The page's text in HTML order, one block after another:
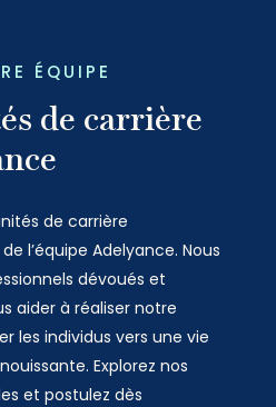
ÉQUIPE
de carrière
de carrière
l’équipe Adelyance. Nous
dévoués et
aider à réaliser notre
les individus vers une vie
Explorez nos
et postulez dès